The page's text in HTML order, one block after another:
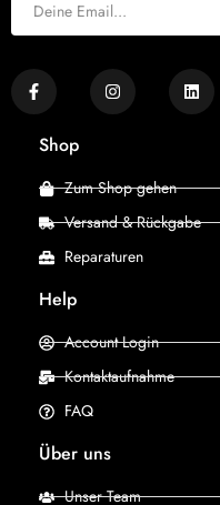
Shop
Zum Shop gehen
Versand & Rückgabe
Reparaturen
Help
Account Login
Kontaktaufnahme
FAQ
Über uns
Unser Team